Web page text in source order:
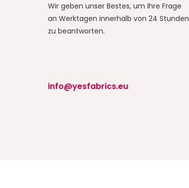
Wir geben unser Bestes, um Ihre Frage
an Werktagen innerhalb von 24 Stunden
zu beantworten.
info@yesfabrics.eu